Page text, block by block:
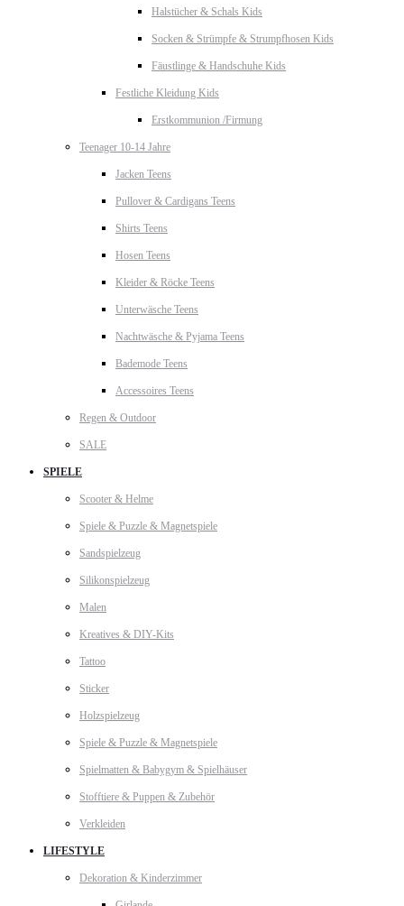
Halstücher & Schals Kids
Socken & Strümpfe & Strumpfhosen Kids
Fäustlinge & Handschuhe Kids
Festliche Kleidung Kids
Erstkommunion /Firmung
Teenager 10-14 Jahre
Jacken Teens
Pullover & Cardigans Teens
Shirts Teens
Hosen Teens
Kleider & Röcke Teens
Unterwäsche Teens
Nachtwäsche & Pyjama Teens
Bademode Teens
Accessoires Teens
Regen & Outdoor
SALE
SPIELE
Scooter & Helme
Spiele & Puzzle & Magnetspiele
Sandspielzeug
Silikonspielzeug
Malen
Kreatives & DIY-Kits
Tattoo
Sticker
Holzspielzeug
Spiele & Puzzle & Magnetspiele
Spielmatten & Babygym & Spielhäuser
Stofftiere & Puppen & Zubehör
Verkleiden
LIFESTYLE
Dekoration & Kinderzimmer